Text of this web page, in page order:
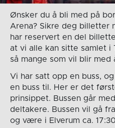
Ønsker du å bli med på
Arena? Sikre deg billetter
har reservert en del
at vi alle kan sitte samlet i
så mange som vil blir
Vi har satt opp en buss,
en buss til. Her er det
prinsippet. Bussen går
deltakere. Bussen vil gå
og være i Elverum ca.